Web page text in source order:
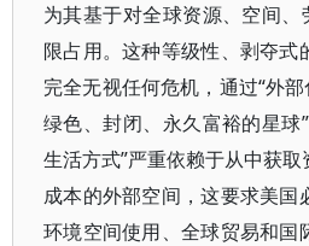
为其基于对全球资源、空间、
限占用。这种等级性、剥夺式
完全无视任何危机，通过“外
绿色、封闭、永久富裕的星球
生活方式”严重依赖于从中获
成本的外部空间，这要求美国
环境空间使用、全球贸易和国